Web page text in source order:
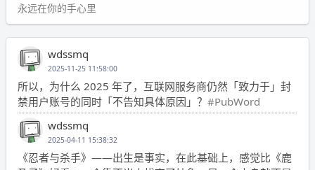
永远在你的手心里
wdssmq
2025-11-25 11:58:00
所以，为什么 2025 年了，互联网服务商仍然「致力于」封
禁用户账号的同时「不告知具体原因」？ #PubWord
wdssmq
2025-04-11 15:38:32
《忍者与杀手》——出生是事实，在此基础上，感觉比《鹿